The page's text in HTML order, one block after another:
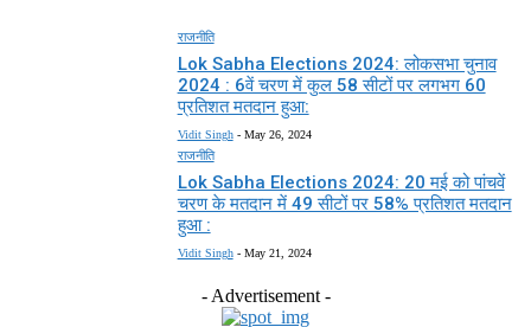
राजनीति
Lok Sabha Elections 2024: लोकसभा चुनाव
2024 : 6वें चरण में कुल 58 सीटों पर लगभग 60
प्रतिशत मतदान हुआ:
Vidit Singh - May 26, 2024
राजनीति
Lok Sabha Elections 2024: 20 मई को पांचवें
चरण के मतदान में 49 सीटों पर 58% प्रतिशत मतदान
हुआ :
Vidit Singh - May 21, 2024
- Advertisement -